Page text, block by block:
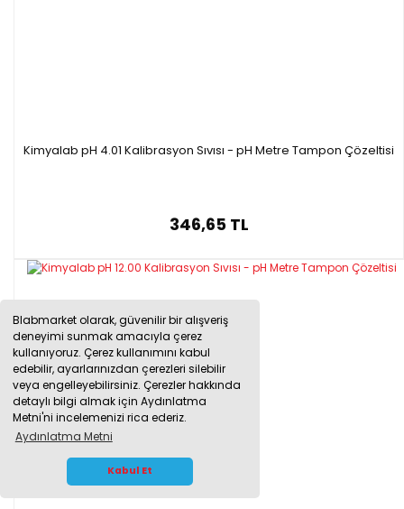
Blabmarket olarak, güvenilir bir alışveriş
deneyimi sunmak amacıyla çerez
kullanıyoruz. Çerez kullanımını kabul
edebilir, ayarlarınızdan çerezleri silebilir
veya engelleyebilirsiniz. Çerezler hakkında
detaylı bilgi almak için Aydınlatma
Metni'ni incelemenizi rica ederiz.
Aydınlatma Metni
Kabul Et
Kimyalab pH 4.01 Kalibrasyon Sıvısı - pH Metre Tampon Çözeltisi
346,65 TL
WHATSAPP İLETİŞİM